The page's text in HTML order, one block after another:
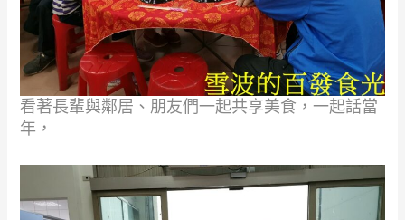
看著長輩與鄰居、朋友們一起共享美食，一起話當
年，